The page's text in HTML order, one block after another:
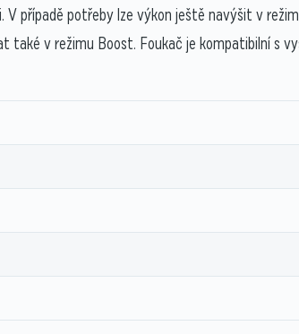
V případě potřeby lze výkon ještě navýšit v
v režimu Boost. Foukač je kompatibilní s